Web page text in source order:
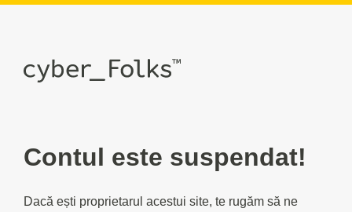
Contul este suspendat!
Dacă ești proprietarul acestui site, te rugăm să ne